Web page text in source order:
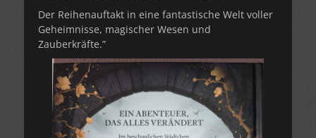
Der Reihenauftakt in eine fantastische Welt voller
Geheimnisse, magischer Wesen und
Zauberkräfte.”